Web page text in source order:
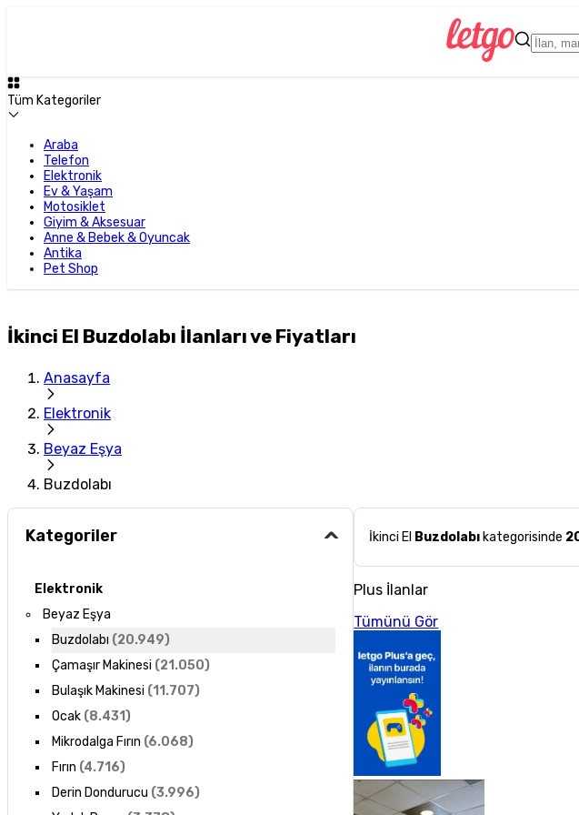
Tüm Kategoriler
Araba
Telefon
Elektronik
Ev & Yaşam
Motosiklet
Giyim & Aksesuar
Anne & Bebek & Oyuncak
Antika
Pet Shop
İkinci El Buzdolabı İlanları ve Fiyatları
Anasayfa
Elektronik
Beyaz Eşya
Buzdolabı
Kategoriler
Elektronik
Beyaz Eşya
Buzdolabı (20.949)
Çamaşır Makinesi (21.050)
Bulaşık Makinesi (11.707)
Ocak(8.431)
Mikrodalga Fırın (6.068)
Fırın (4.716)
Derin Dondurucu (3.996)
İkinci El Buzdolabı kategorisinde
Plus İlanlar
Tümünü Gör